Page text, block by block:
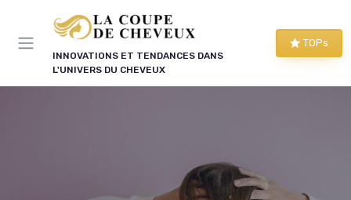
INNOVATIONS ET TENDANCES DANS
L'UNIVERS DU CHEVEUX
TOPs